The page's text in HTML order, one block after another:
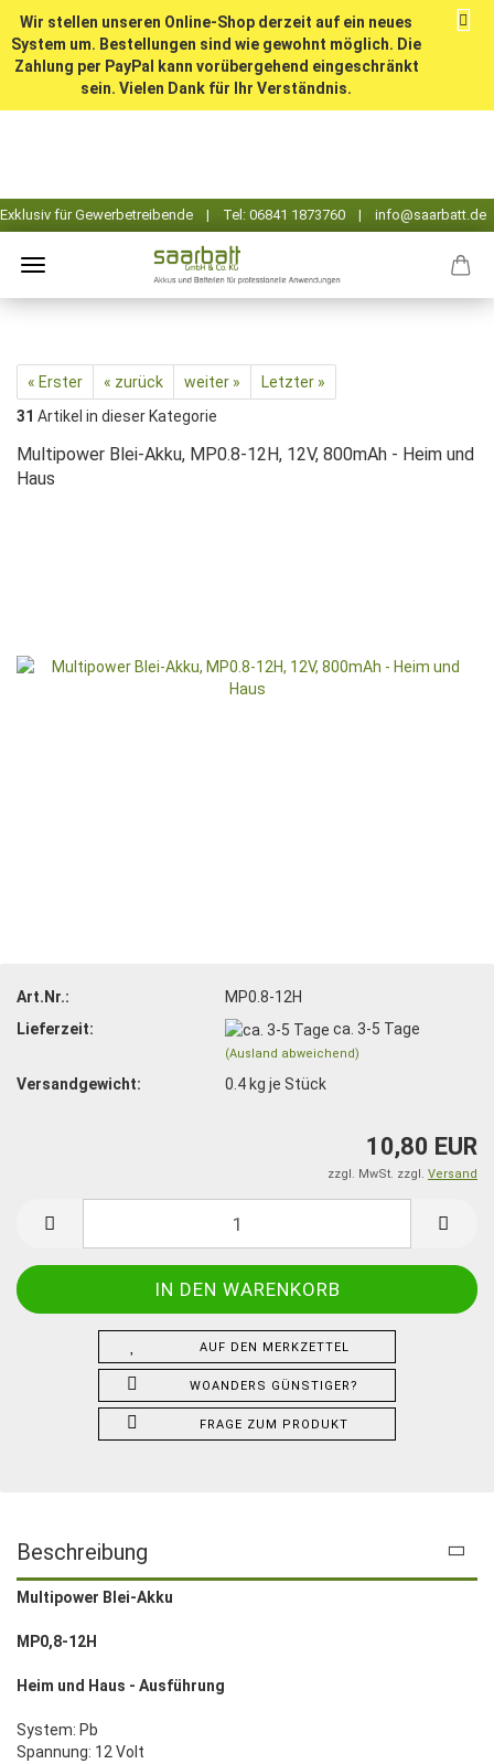
Wir stellen unseren Online-Shop derzeit auf ein neues
System um. Bestellungen sind wie gewohnt möglich. Die
Zahlung per PayPal kann vorübergehend eingeschränkt
sein. Vielen Dank für Ihr Verständnis.
« Erster « zurück weiter »
Letzter »
31 Artikel in dieser Kategorie
Multipower Blei-Akku, MP0.8-12H, 12V, 800mAh - Heim und
Haus
Art.Nr.:
MP0.8-12H
Lieferzeit:
ca. 3-5 Tage
(Ausland abweichend)
Versandgewicht: 0.4 kg je Stück
10,80 EUR
zzgl. MwSt. zzgl. Versand
AUF DEN MERKZETTEL
WOANDERS GÜNSTIGER?
FRAGE ZUM PRODUKT
Beschreibung
Multipower Blei-Akku
MP0,8-12H
Heim und Haus - Ausführung
System: Pb
Spannung: 12 Volt